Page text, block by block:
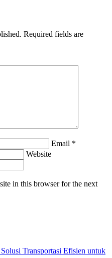
Required fields are
Email *
Website
in this browser for the next
Transportasi Efisien untuk